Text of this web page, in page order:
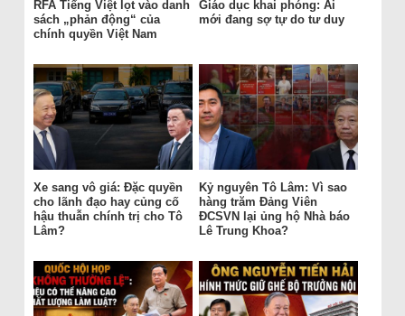
RFA Tiếng Việt lọt vào danh
sách „phản động“ của
chính quyền Việt Nam
Giáo dục khai phóng: Ai
mới đang sợ tự do tư duy
Xe sang vô giá: Đặc quyền
cho lãnh đạo hay củng cố
hậu thuẫn chính trị cho Tô
Lâm?
Kỷ nguyên Tô Lâm: Vì sao
hàng trăm Đảng Viên
ĐCSVN lại ủng hộ Nhà báo
Lê Trung Khoa?